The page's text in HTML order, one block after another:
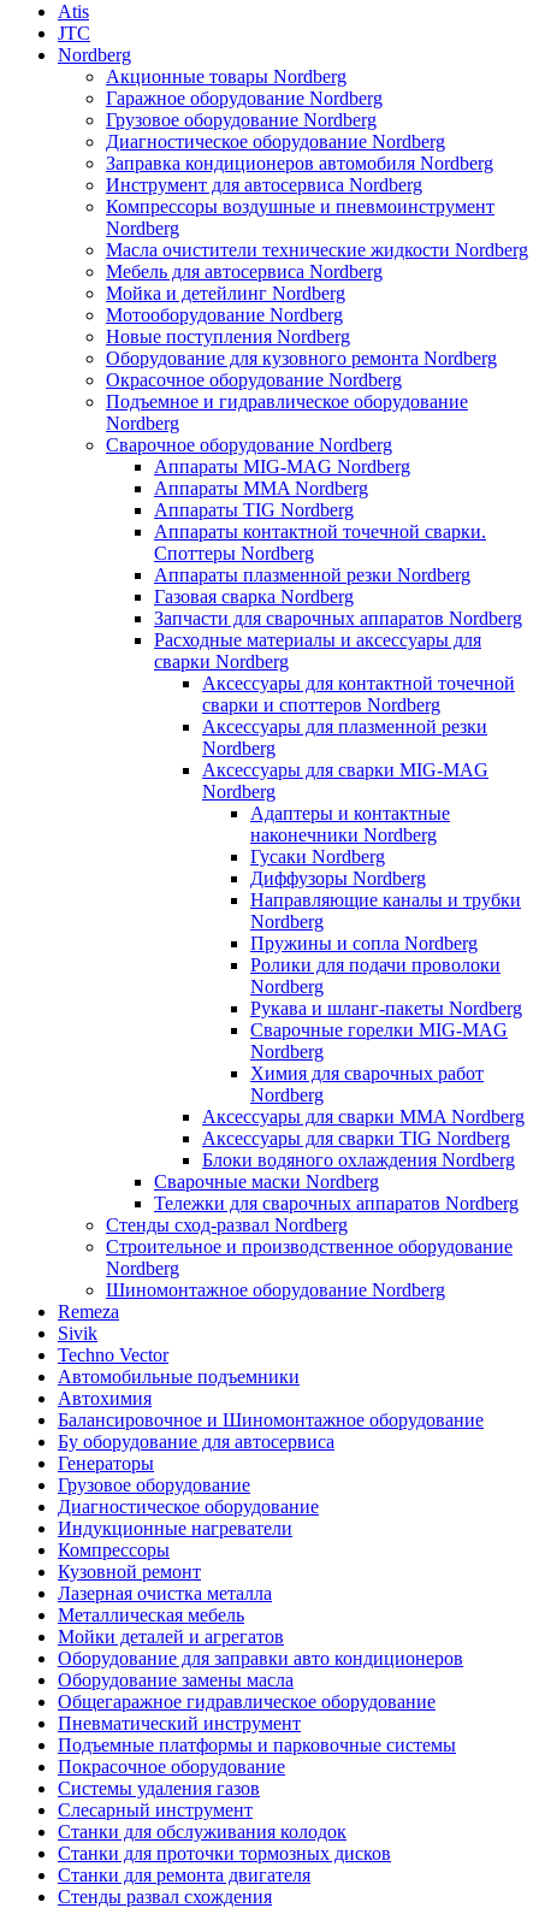
Atis
JTC
Nordberg
Акционные товары Nordberg
Гаражное оборудование Nordberg
Грузовое оборудование Nordberg
Диагностическое оборудование Nordberg
Заправка кондиционеров автомобиля Nordberg
Инструмент для автосервиса Nordberg
Компрессоры воздушные и пневмоинструмент
Nordberg
Масла очистители технические жидкости Nordberg
Мебель для автосервиса Nordberg
Мойка и детейлинг Nordberg
Мотооборудование Nordberg
Новые поступления Nordberg
Оборудование для кузовного ремонта Nordberg
Окрасочное оборудование Nordberg
Подъемное и гидравлическое оборудование
Nordberg
Сварочное оборудование Nordberg
Аппараты MIG-MAG Nordberg
Аппараты MMA Nordberg
Аппараты TIG Nordberg
Аппараты контактной точечной сварки.
Споттеры Nordberg
Аппараты плазменной резки Nordberg
Газовая сварка Nordberg
Запчасти для сварочных аппаратов Nordberg
Расходные материалы и аксессуары для
сварки Nordberg
Аксессуары для контактной точечной
сварки и споттеров Nordberg
Аксессуары для плазменной резки
Nordberg
Аксессуары для сварки MIG-MAG
Nordberg
Адаптеры и контактные
наконечники Nordberg
Гусаки Nordberg
Диффузоры Nordberg
Направляющие каналы и трубки
Nordberg
Пружины и сопла Nordberg
Ролики для подачи проволоки
Nordberg
Рукава и шланг-пакеты Nordberg
Сварочные горелки MIG-MAG
Nordberg
Химия для сварочных работ
Nordberg
Аксессуары для сварки MMA Nordberg
Аксессуары для сварки TIG Nordberg
Блоки водяного охлаждения Nordberg
Сварочные маски Nordberg
Тележки для сварочных аппаратов Nordberg
Стенды сход-развал Nordberg
Строительное и производственное оборудование
Nordberg
Шиномонтажное оборудование Nordberg
Remeza
Sivik
Techno Vector
Автомобильные подъемники
Автохимия
Балансировочное и Шиномонтажное оборудование
Бу оборудование для автосервиса
Генераторы
Грузовое оборудование
Диагностическое оборудование
Индукционные нагреватели
Компрессоры
Кузовной ремонт
Лазерная очистка металла
Металлическая мебель
Мойки деталей и агрегатов
Оборудование для заправки авто кондиционеров
Оборудование замены масла
Общегаражное гидравлическое оборудование
Пневматический инструмент
Подъемные платформы и парковочные системы
Покрасочное оборудование
Системы удаления газов
Слесарный инструмент
Станки для обслуживания колодок
Станки для проточки тормозных дисков
Станки для ремонта двигателя
Стенды развал схождения